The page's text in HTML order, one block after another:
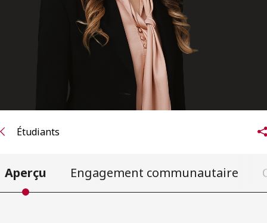
Étudiants
Aperçu Engagement communautaire